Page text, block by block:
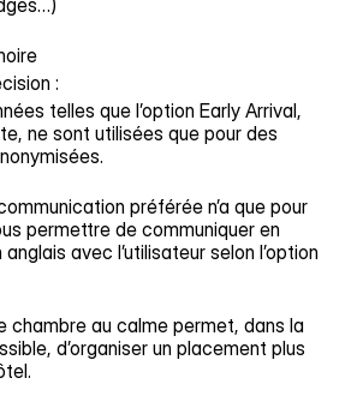
:
telles que l’option Early Arrival,
ne sont utilisées que pour des
préférée n’a que pour
permettre de communiquer en
avec l’utilisateur selon l’option
chambre au calme permet, dans la
d’organiser un placement plus